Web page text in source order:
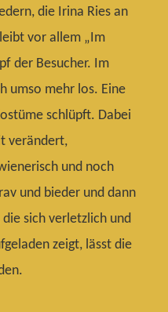
die Irina Ries an
vor allem „Im
der Besucher. Im
umso mehr los. Eine
schlüpft. Dabei
verändert,
und noch
und bieder und dann
sich verletzlich und
zeigt, lässt die